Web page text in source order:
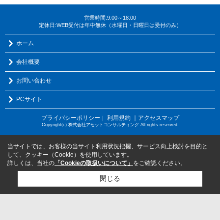
営業時間:9:00～18:00
定休日:WEB受付は年中無休（水曜日・日曜日は受付のみ）
ホーム
会社概要
お問い合わせ
PCサイト
プライバシーポリシー ｜ 利用規約 ｜アクセスマップ
Copyright(c) 株式会社アセットコンサルティング All rights reserved.
当サイトでは、お客様の当サイト利用状況把握、サービス向上検討を目的と
して、クッキー（Cookie）を使用しています。
詳しくは、当社の 「Cookieの取扱いについて」 をご確認ください。
閉じる